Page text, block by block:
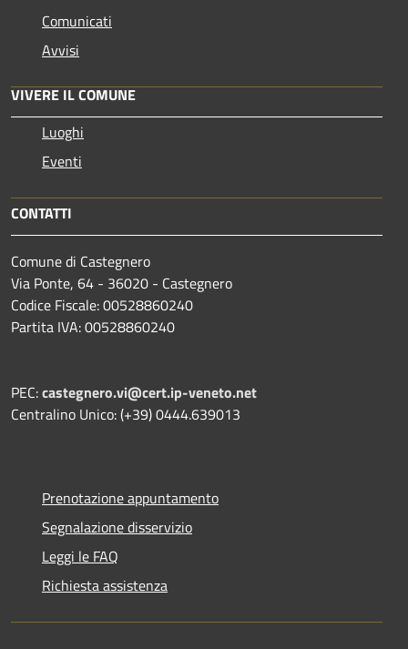
Comunicati
Avvisi
VIVERE IL COMUNE
Luoghi
Eventi
CONTATTI
Comune di Castegnero
Via Ponte, 64 - 36020 - Castegnero
Codice Fiscale: 00528860240
Partita IVA: 00528860240
PEC:castegnero.vi@cert.ip-veneto.net
Centralino Unico: (+39) 0444.639013
Prenotazione appuntamento
Segnalazione disservizio
Leggi le FAQ
Richiesta assistenza